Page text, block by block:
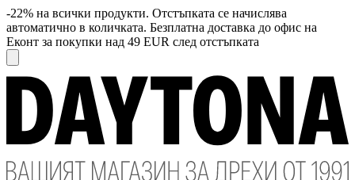
-22% на всички продукти. Отстъпката се начислява
автоматично в количката. Безплатна доставка до офис на
Еконт за покупки над 49 EUR след отстъпката